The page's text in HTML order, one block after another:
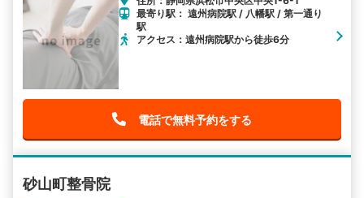
最寄り駅： 遠州病院駅 / 八幡駅 / 第一通り
駅
アクセス：遠州病院駅から徒歩6分
電話で無料予約をする
砂山町整骨院